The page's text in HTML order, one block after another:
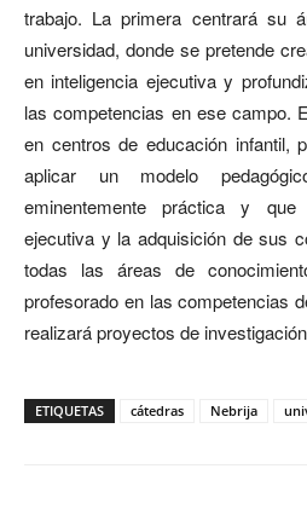
trabajo. La primera centrará su
universidad, donde se pretende
en inteligencia ejecutiva y
las competencias en ese campo.
en centros de educación infantil,
aplicar un modelo
eminentemente práctica y que
ejecutiva y la adquisición de sus
todas las áreas de
profesorado en las competencias
realizará proyectos de
ETIQUETAS cátedras Nebrija